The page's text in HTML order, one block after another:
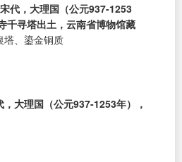
代，大理国（公元937-1253
千寻塔出土，云南省博物馆藏
塔、鎏金铜质
大理国（公元937-1253年），